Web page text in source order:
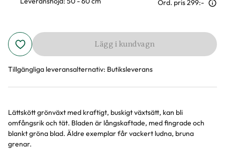
Ord. pris299:-
Lägg i kundvagn
Tillgängliga leveransalternativ: Butiksleverans
Produktinformation
Lättskött grönväxt med kraftigt, buskigt växtsätt, kan bli
omfångsrik och tät. Bladen är långskaftade, med fingrade och
blankt gröna blad. Äldre exemplar får vackert ludna, bruna
grenar.